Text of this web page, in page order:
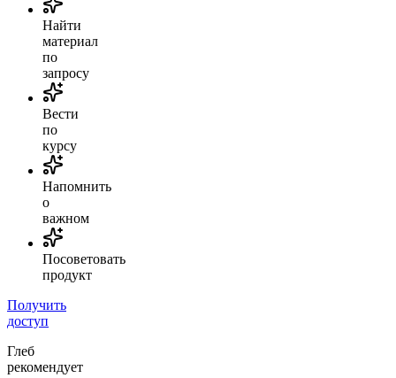
Найти
материал
по
запросу
Вести
по
курсу
Напомнить
о
важном
Посоветовать
продукт
Получить
доступ
Глеб
рекомендует